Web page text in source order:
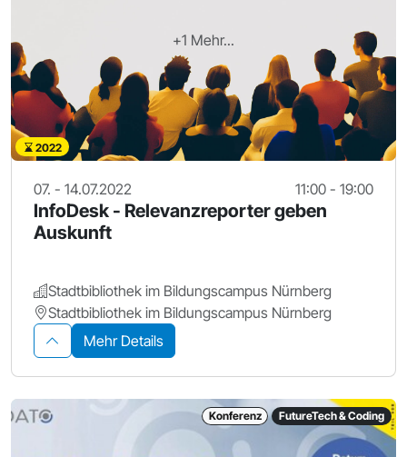
+1 Mehr...
2022
07. - 14.07.2022 11:00 - 19:00
InfoDesk - Relevanzreporter geben
Auskunft
Stadtbibliothek im Bildungscampus Nürnberg
Stadtbibliothek im Bildungscampus Nürnberg
Mehr Details
Konferenz FutureTech & Coding